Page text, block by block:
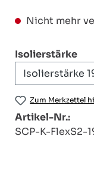
Nicht mehr
Isolierstärke
Zum Merkzettel
Artikel-Nr.:
SCP-K-FlexS2-